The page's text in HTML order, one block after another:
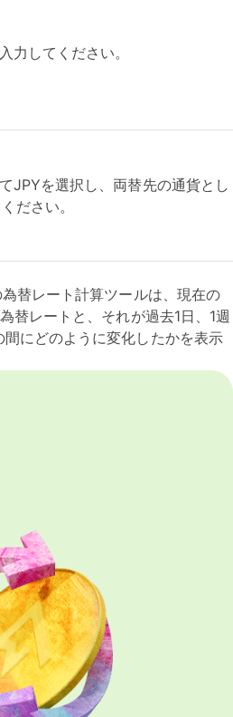
力してください。
JPYを選択し、両替先の通貨とし
ださい。
替レート計算ツールは、現在の
替レートと、それが過去1日、1週
間にどのように変化したかを表示